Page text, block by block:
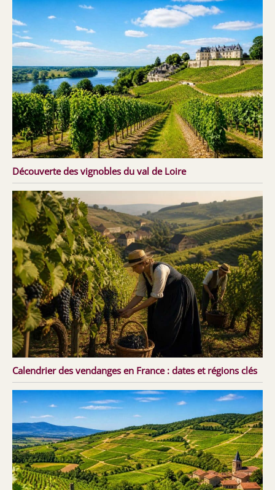
Découverte des vignobles du val de Loire
Calendrier des vendanges en France : dates et régions clés